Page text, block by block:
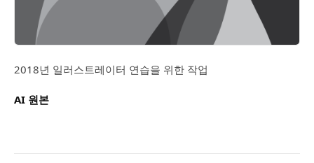
2018년 일러스트레이터 연습을 위한 작업
AI 원본